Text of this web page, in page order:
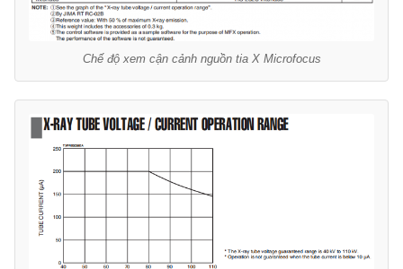
Chế độ xem cận cảnh nguồn tia X Microfocus